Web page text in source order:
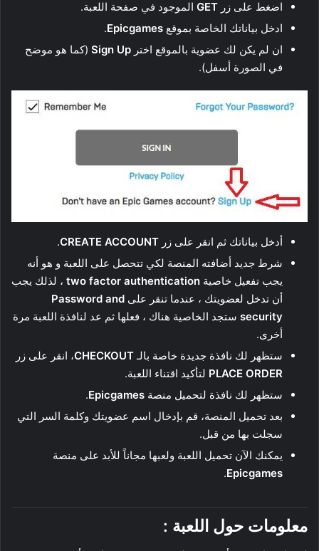
اضغط على زر GET الموجود في صفحة اللعبة.
ادخل بياناتك الخاصة بموقع Epicgames
.
ان لم يكن لك عضوية بالموقع اختر Sign Up (كما هو موضح
في الصورة أسفل).
أدخل بياناتك ثم انقر على زر CREATE ACCOUNT
.
شرط جديد أضافته المنصة لكي تتحصل على اللعبة و هو أنه
يجب تفعيل خاصية two factor authentication ، لذلك يجب
أن تدخل لعضويتك ، عندما تنقر على Password and
security ستجد الخاصية هناك ، فعلها ثم عد لنافذة اللعبة مرة
أخرى.
ستظهر لك نافذة جديدة خاصة بالـCHECKOUT، انقر على زر
PLACE ORDER لتأكيد اقتناء اللعبة.
ستظهر لك نافذة لتحميل منصة Epicgames
.
بعد تحميل المنصة، قم بإدخال اسم عضويتك وكلمة السر التي
سجلت بها من قبل.
يمكنك الآن تحميل اللعبة ولعبها مجاناً للأبد على منصة
Epicgames
.
معلومات حول اللعبة :